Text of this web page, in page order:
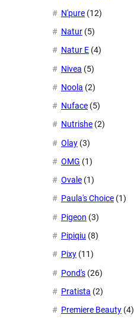
N'pure (12)
Natur (5)
Natur E (4)
Nivea (5)
Noola (2)
Nuface (5)
Nutrishe (2)
Olay (3)
OMG (1)
Ovale (1)
Paula's Choice (1)
Pigeon (3)
Pipiqiu (8)
Pixy (11)
Pond's (26)
Pratista (2)
Premiere Beauty (4)